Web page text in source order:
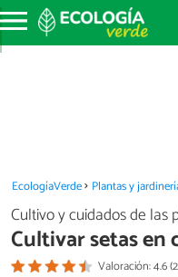
EcologíaVerde Plantas y
Cultivo y cuidados de las
Cultivar setas en
Valoración: 4.6